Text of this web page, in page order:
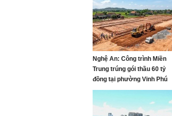
Nghệ An: Công trình Miền
Trung trúng gói thầu 60 tỷ
đồng tại phường Vinh Phú